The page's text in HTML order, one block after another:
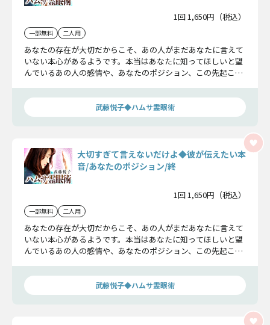
1回 1,650円（税込）
一部無料 二人用
あなたの存在が大切だからこそ、あの人がまだあなたに言えて
いない本心があるようです。本当はあなたに知ってほしいと望
んでいるあの人の感情や、あなたのポジション、この先起こす
武藤悦子◆ハムサ霊眼術
大切すぎて言えないだけよ◆彼が伝えたい本
音/あなたのポジション/終
1回 1,650円（税込）
一部無料 二人用
あなたの存在が大切だからこそ、あの人がまだあなたに言えて
いない本心があるようです。本当はあなたに知ってほしいと望
んでいるあの人の感情や、あなたのポジション、この先起こす
武藤悦子◆ハムサ霊眼術